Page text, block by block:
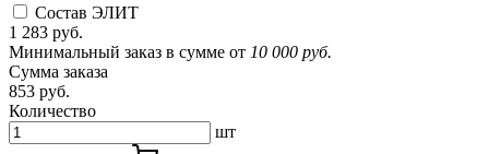
Состав ЭЛИТ
1 283 руб.
Минимальный заказ в сумме от 10 000 руб.
Сумма заказа
853 руб.
Количество
шт